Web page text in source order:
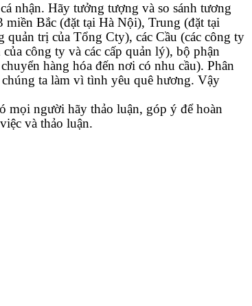
nhận. Hãy tưởng tượng và so sánh tương
Bắc (đặt tại Hà Nội), Trung (đặt tại
trị của Tổng Cty), các Cầu (các công ty
công ty và các cấp quản lý), bộ phận
hàng hóa đến nơi có nhu cầu). Phân
ta làm vì tình yêu quê hương. Vậy
mọi người hãy thảo luận, góp ý để hoàn
và thảo luận.